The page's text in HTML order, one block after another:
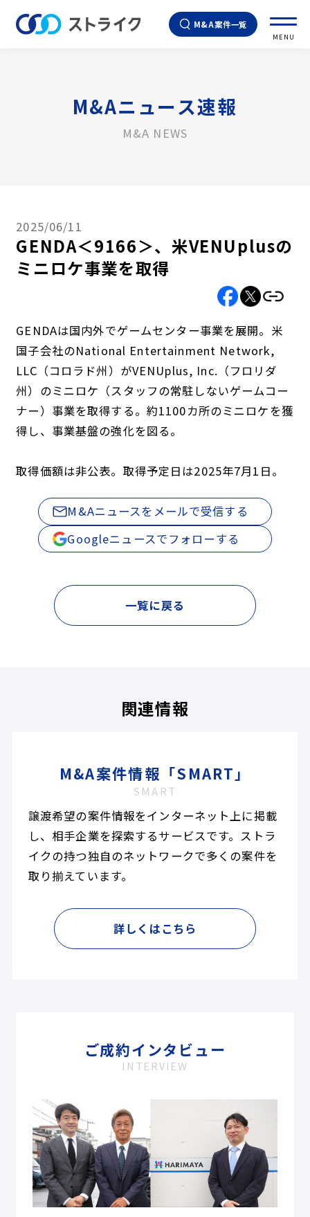
M&A案件一覧
MENU
M&Aニュース速報
M&A NEWS
2025/06/11
GENDA＜9166＞、米VENUplusの
ミニロケ事業を取得
GENDAは国内外でゲームセンター事業を展開。米
国子会社のNational Entertainment Network,
LLC（コロラド州）がVENUplus, Inc.（フロリダ
州）のミニロケ（スタッフの常駐しないゲームコー
ナー）事業を取得する。約1100カ所のミニロケを獲
得し、事業基盤の強化を図る。
取得価額は非公表。取得予定日は2025年7月1日。
M&Aニュースをメールで受信する
Googleニュースでフォローする
一覧に戻る
関連情報
M&A案件情報「SMART」
SMART
譲渡希望の案件情報をインターネット上に掲載
し、相手企業を探索するサービスです。ストラ
イクの持つ独自のネットワークで多くの案件を
取り揃えています。
詳しくはこちら
ご成約インタビュー
INTERVIEW